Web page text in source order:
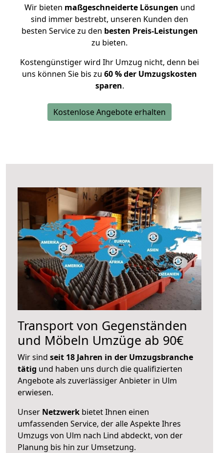
Wir bieten maßgeschneiderte Lösungen und
sind immer bestrebt, unseren Kunden den
besten Service zu den besten Preis-Leistungen
zu bieten.
Kostengünstiger wird Ihr Umzug nicht, denn bei
uns können Sie bis zu 60 % der Umzugskosten
sparen.
Kostenlose Angebote erhalten
Transport von Gegenständen
und Möbeln Umzüge ab 90€
Wir sind seit 18 Jahren in der Umzugsbranche
tätig und haben uns durch die qualifizierten
Angebote als zuverlässiger Anbieter in Ulm
erwiesen.
Unser Netzwerk bietet Ihnen einen
umfassenden Service, der alle Aspekte Ihres
Umzugs von Ulm nach Lind abdeckt, von der
Planung bis hin zur Umsetzung.